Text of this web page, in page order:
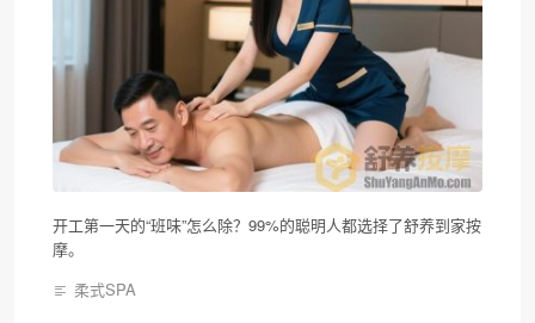
开工第一天的“班味”怎么除？99%的聪明人都选择了舒养到家按
摩。
柔式SPA